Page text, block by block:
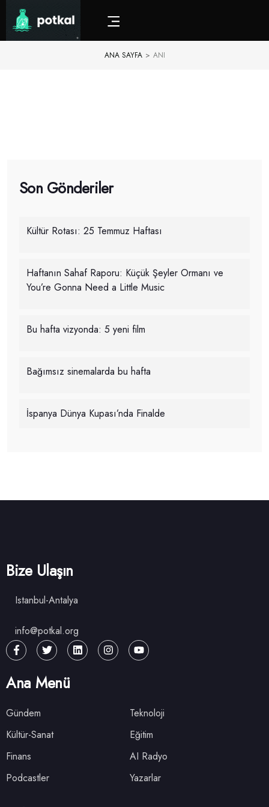
ANA SAYFA > ANI
Son Gönderiler
Kültür Rotası: 25 Temmuz Haftası
Haftanın Sahaf Raporu: Küçük Şeyler Ormanı ve
You’re Gonna Need a Little Music
Bu hafta vizyonda: 5 yeni film
Bağımsız sinemalarda bu hafta
İspanya Dünya Kupası’nda Finalde
Bize Ulaşın
Istanbul-Antalya
info@potkal.org
Ana Menü
Gündem
Teknoloji
Kültür-Sanat
Eğitim
Finans
AI Radyo
Podcastler
Yazarlar